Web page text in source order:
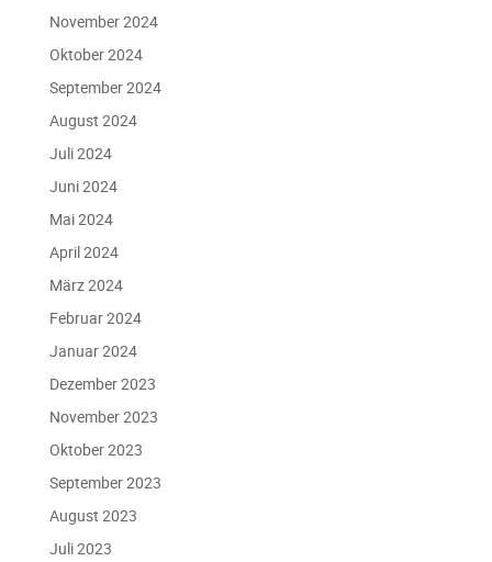
November 2024
Oktober 2024
September 2024
August 2024
Juli 2024
Juni 2024
Mai 2024
April 2024
März 2024
Februar 2024
Januar 2024
Dezember 2023
November 2023
Oktober 2023
September 2023
August 2023
Juli 2023